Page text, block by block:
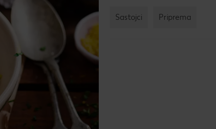
Sastojci Priprema